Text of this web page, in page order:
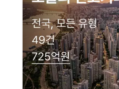
네이버 지도
현재 네이버 지도 연결이 원활하지
이용에 불편을 드
다시